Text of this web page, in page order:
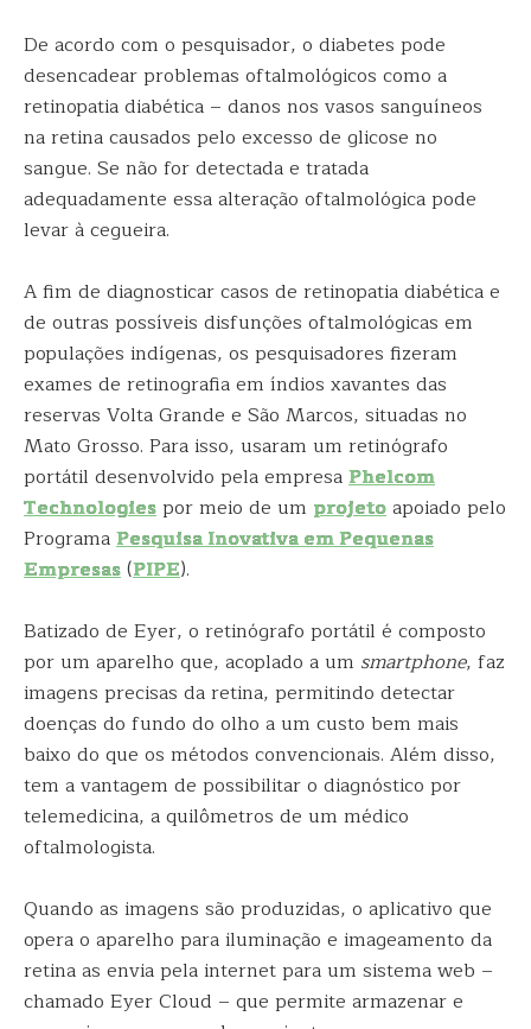
De acordo com o pesquisador, o diabetes pode
desencadear problemas oftalmológicos como a
retinopatia diabética – danos nos vasos sanguíneos
na retina causados pelo excesso de glicose no
sangue. Se não for detectada e tratada
adequadamente essa alteração oftalmológica pode
levar à cegueira.
A fim de diagnosticar casos de retinopatia diabética e
de outras possíveis disfunções oftalmológicas em
populações indígenas, os pesquisadores fizeram
exames de retinografia em índios xavantes das
reservas Volta Grande e São Marcos, situadas no
Mato Grosso. Para isso, usaram um retinógrafo
portátil desenvolvido pela empresaPhelcom
Technologiespor meio de um projetoapoiado pelo
ProgramaPesquisa Inovativa em Pequenas
Empresas(PIPE).
Batizado de Eyer, o retinógrafo portátil é composto
por um aparelho que, acoplado a um smartphone, faz
imagens precisas da retina, permitindo detectar
doenças do fundo do olho a um custo bem mais
baixo do que os métodos convencionais. Além disso,
tem a vantagem de possibilitar o diagnóstico por
telemedicina, a quilômetros de um médico
oftalmologista.
Quando as imagens são produzidas, o aplicativo que
opera o aparelho para iluminação e imageamento da
retina as envia pela internet para um sistema web –
chamado Eyer Cloud – que permite armazenar e